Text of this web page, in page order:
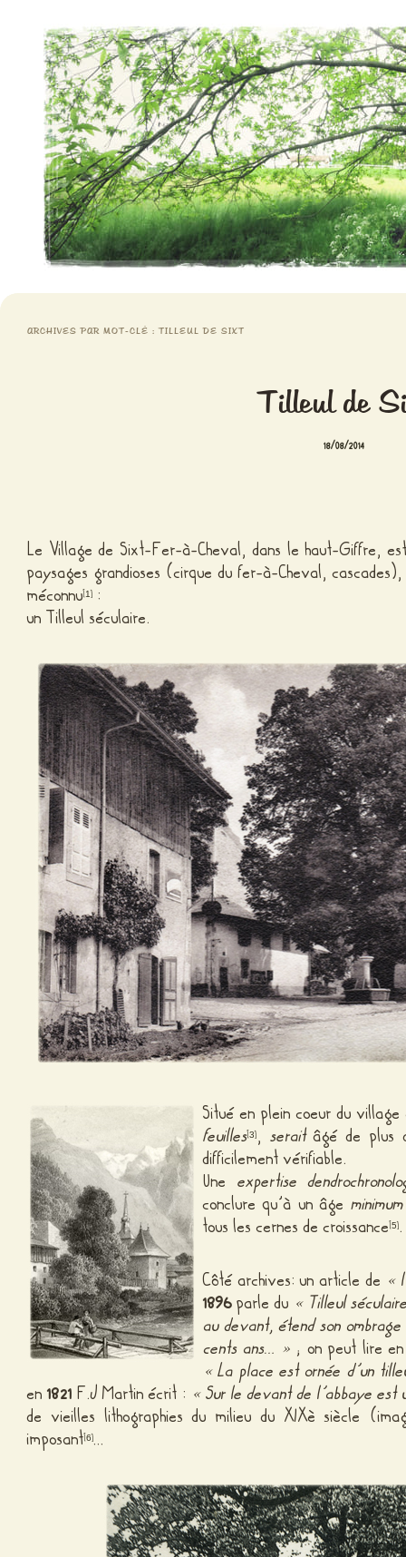
Meristemes
ARCHIVES PAR MOT-CLÉ :TILLEUL DE SIXT
Tilleul de
18/08/2014
Le Village de Sixt-Fer-à-Cheval, dans le haut-Giffre,
paysages grandioses (cirque du fer-à-Cheval,
méconnu[1] :
un Tilleul séculaire.
Situé en plein coeur du
feuilles[3], seraitâgé de plus
difficilement vérifiable.
Une expertise
conclure qu’à un âgeminimum
tous les cernes de croissance[5].
Côté archives: un article de «
1896parle du « Tilleul
au devant, étend son
cents ans… » ; on peut lire
« La place est ornée d’un
en1821 F.J Martin écrit : « Sur le devant de l’abbaye est
de vieilles lithographies du milieu du XIXè siècle
imposant[6]…